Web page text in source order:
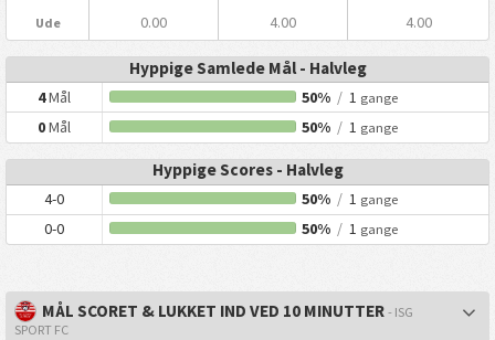
Ude 0.00 4.00 4.00
Hyppige Samlede Mål - Halvleg
4Mål 50% / 1 gange
0Mål 50% / 1 gange
Hyppige Scores - Halvleg
4-0 50% / 1 gange
0-0 50% / 1 gange
MÅL SCORET & LUKKET IND VED 10 MINUTTER - ISG
SPORT FC